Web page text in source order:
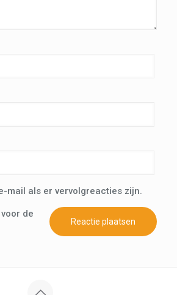
mail als er vervolgreacties zijn.
de